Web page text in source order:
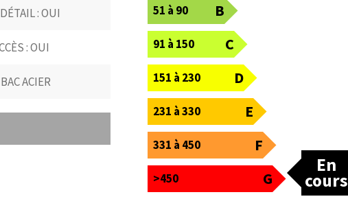
: OUI
: OUI
ACIER
En
cours
51 à 90 B
91 à 150 C
151 à 230 D
231 à 330 E
331 à 450 F
>450 G